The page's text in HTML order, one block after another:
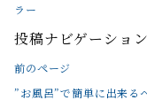
ラー
投稿ナビゲーション
前のページ
”お風呂”で簡単に出来る